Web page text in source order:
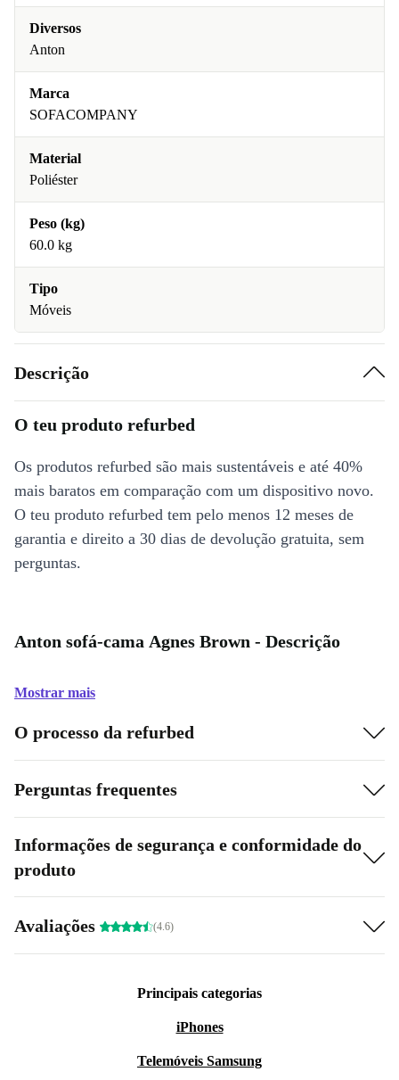
Diversos
Anton
Marca
SOFACOMPANY
Material
Poliéster
Peso (kg)
60.0 kg
Tipo
Móveis
Descrição
O teu produto refurbed
Os produtos refurbed são mais sustentáveis e até 40%
mais baratos em comparação com um dispositivo novo.
O teu produto refurbed tem pelo menos 12 meses de
garantia e direito a 30 dias de devolução gratuita, sem
perguntas.
Anton sofá-cama Agnes Brown - Descrição
Mostrar mais
O processo da refurbed
Perguntas frequentes
Informações de segurança e conformidade do
produto
Avaliações (4.6)
Principais categorias
iPhones
Telemóveis Samsung